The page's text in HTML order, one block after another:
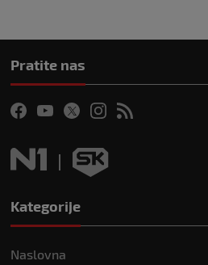
Pratite nas
Kategorije
Naslovna